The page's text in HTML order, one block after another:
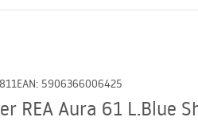
EAN: 5906366006425
REA Aura 61 L.Blue